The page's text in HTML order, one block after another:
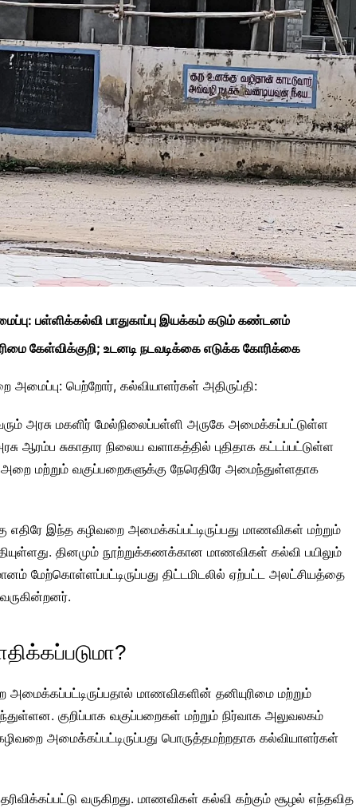
பள்ளிக்கல்வி பாதுகாப்பு இயக்கம் கடும் கண்டனம்
கேள்விக்குறி; உடனடி நடவடிக்கை எடுக்க கோரிக்கை
அமைப்பு: பெற்றோர், கல்வியாளர்கள் அதிருப்தி:
அரசு மகளிர் மேல்நிலைப்பள்ளி அருகே அமைக்கப்பட்டுள்ள
ஆரம்ப சுகாதார நிலைய வளாகத்தில் புதிதாக கட்டப்பட்டுள்ள
மற்றும் வகுப்பறைகளுக்கு நேரெதிரே அமைந்துள்ளதாக
எதிரே இந்த கழிவறை அமைக்கப்பட்டிருப்பது மாணவிகள் மற்றும்
தினமும் நூற்றுக்கணக்கான மாணவிகள் கல்வி பயிலும்
மேற்கொள்ளப்பட்டிருப்பது திட்டமிடலில் ஏற்பட்ட அலட்சியத்தை
அமைக்கப்பட்டிருப்பதால் மாணவிகளின் தனியுரிமை மற்றும்
குறிப்பாக வகுப்பறைகள் மற்றும் நிர்வாக அலுவலகம்
அமைக்கப்பட்டிருப்பது பொருத்தமற்றதாக கல்வியாளர்கள்
வருகிறது. மாணவிகள் கல்வி கற்கும் சூழல் எந்தவித